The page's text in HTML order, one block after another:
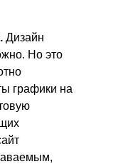
Дизайн
Но это
графики на